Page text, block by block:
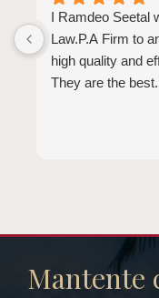
I Ramdeo Seetal
Law.P.A Firm to
high quality and
They are the best.
Mantente